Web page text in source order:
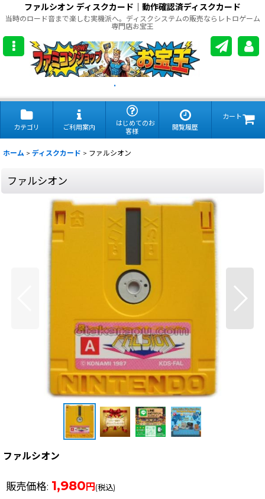
ファルシオン ディスクカード｜動作確認済ディスクカード
当時のロード音まで楽しむ実機派へ。ディスクシステムの販売ならレトロゲーム
専門店お宝王
.
カテゴリ ご利用案内
はじめてのお
客様
閲覧履歴
カート
ホーム > ディスクカード > ファルシオン
ファルシオン
ファルシオン
販売価格: 1,980円(税込)